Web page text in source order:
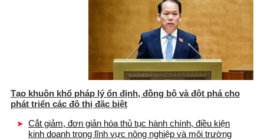
Tạo khuôn khổ pháp lý ổn định, đồng bộ và đột phá cho
phát triển các đô thị đặc biệt
Cắt giảm, đơn giản hóa thủ tục hành chính, điều kiện
kinh doanh trong lĩnh vực nông nghiệp và môi trường